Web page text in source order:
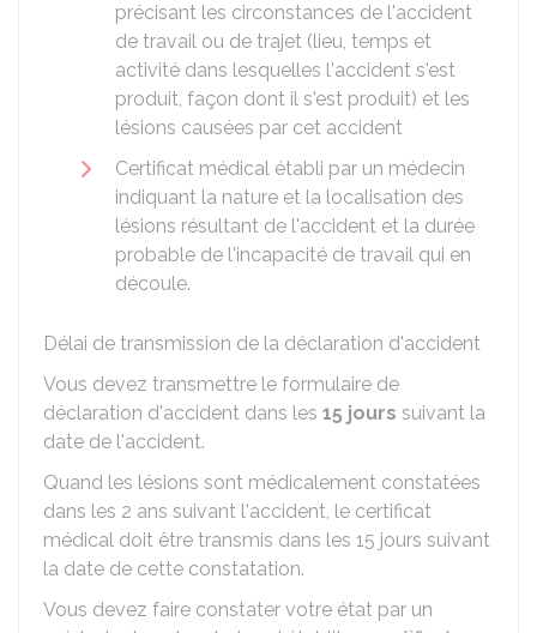
précisant les circonstances de l'accident
de travail ou de trajet (lieu, temps et
activité dans lesquelles l'accident s'est
produit, façon dont il s'est produit) et les
lésions causées par cet accident
Certificat médical établi par un médecin
indiquant la nature et la localisation des
lésions résultant de l'accident et la durée
probable de l'incapacité de travail qui en
découle.
Délai de transmission de la déclaration d'accident
Vous devez transmettre le formulaire de
déclaration d'accident dans les 15 jours suivant la
date de l'accident.
Quand les lésions sont médicalement constatées
dans les 2 ans suivant l'accident, le certificat
médical doit être transmis dans les 15 jours suivant
la date de cette constatation.
Vous devez faire constater votre état par un